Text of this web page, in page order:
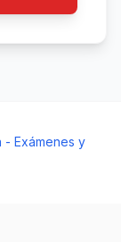
- Exámenes y